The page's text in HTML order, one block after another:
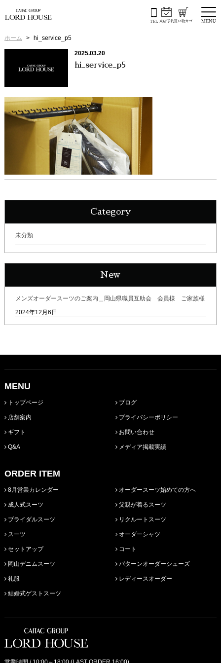
ホーム hi_service_p5
2025.03.20
hi_service_p5
Category
未分類
New
メンズオーダースーツのご案内＿岡山県職員互助会 会員様 ご家族様
2024年12月6日
MENU
トップページ
店舗案内
ギフト
Q&A
ブログ
プライバシーポリシー
お問い合わせ
メディア掲載実績
ORDER ITEM
8月営業カレンダー
成人式スーツ
ブライダルスーツ
スーツ
セットアップ
岡山デニムスーツ
礼服
結婚式ゲストスーツ
オーダースーツ始めての方へ
父親が着るスーツ
リクルートスーツ
オーダーシャツ
コート
パターンオーダーシューズ
レディースオーダー